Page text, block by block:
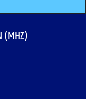
(MHZ)